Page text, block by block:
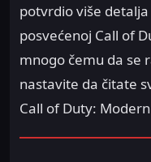
potvrdio više
posvećenoj Call of
mnogo čemu da se
nastavite da čitate
Call of Duty: